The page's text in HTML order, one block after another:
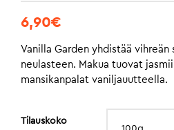
6,90€
Vanilla Garden yhdistää vihreän
neulasteen. Makua tuovat
mansikanpalat vaniljauutteella.
Tilauskoko